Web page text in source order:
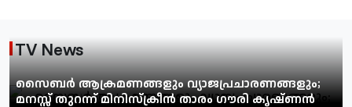
TV News
സൈബർ ആക്രമണങ്ങളും വ്യാജപ്രചാരണങ്ങളും;
മനസ്സ് തുറന്ന് മിനിസ്ക്രീൻ താരം ഗൗരി കൃഷ്ണൻ